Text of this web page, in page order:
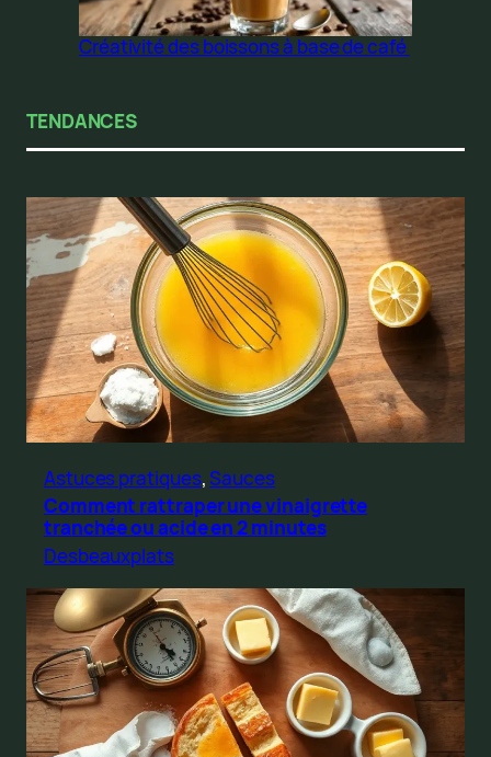
Créativité des boissons à base de café
TENDANCES
Astuces pratiques, Sauces
Comment rattraper une vinaigrette
tranchée ou acide en 2 minutes
Desbeauxplats